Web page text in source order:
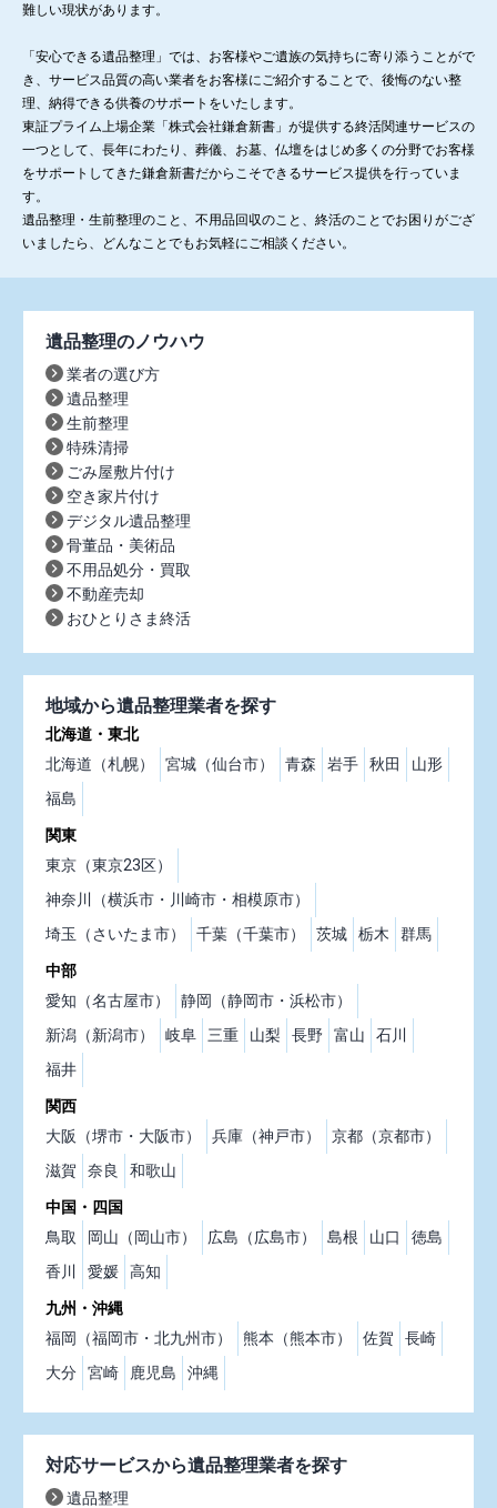
難しい現状があります。
「安心できる遺品整理」では、お客様やご遺族の気持ちに寄り添うことがで
き、サービス品質の高い業者をお客様にご紹介することで、後悔のない整
理、納得できる供養のサポートをいたします。
東証プライム上場企業「株式会社鎌倉新書」が提供する終活関連サービスの
一つとして、長年にわたり、葬儀、お墓、仏壇をはじめ多くの分野でお客様
をサポートしてきた鎌倉新書だからこそできるサービス提供を行っていま
す。
遺品整理・生前整理のこと、不用品回収のこと、終活のことでお困りがござ
いましたら、どんなことでもお気軽にご相談ください。
遺品整理のノウハウ
業者の選び方
遺品整理
生前整理
特殊清掃
ごみ屋敷片付け
空き家片付け
デジタル遺品整理
骨董品・美術品
不用品処分・買取
不動産売却
おひとりさま終活
地域から遺品整理業者を探す
北海道・東北
北海道（札幌）
宮城（仙台市） 青森 岩手 秋田
山形
福島
関東
東京（東京23区）
神奈川（横浜市・川崎市・相模原市）
埼玉（さいたま市）
千葉（千葉市） 茨城 栃木 群馬
中部
愛知（名古屋市）
静岡（静岡市・浜松市）
新潟（新潟市）
岐阜 三重 山梨 長野 富山
石川
福井
関西
大阪（堺市・大阪市）
兵庫（神戸市）
京都（京都市）
滋賀
奈良 和歌山
中国・四国
鳥取
岡山（岡山市） 広島（広島市） 島根 山口
徳島
香川
愛媛 高知
九州・沖縄
福岡（福岡市・北九州市）
熊本（熊本市） 佐賀
長崎
大分
宮崎 鹿児島 沖縄
対応サービスから遺品整理業者を探す
遺品整理